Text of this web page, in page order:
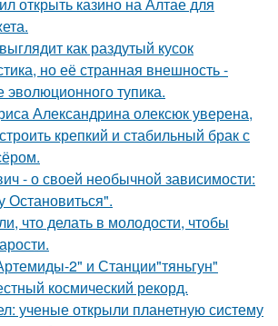
открыть казино на Алтае для
как раздутый кусок
но её странная внешность -
эволюционного тупика.
Александрина олексюк уверена,
крепкий и стабильный брак с
- о своей необычной зависимости:
Остановиться".
что делать в молодости, чтобы
2" и Станции"тяньгун"
космический рекорд.
ученые открыли планетную систему